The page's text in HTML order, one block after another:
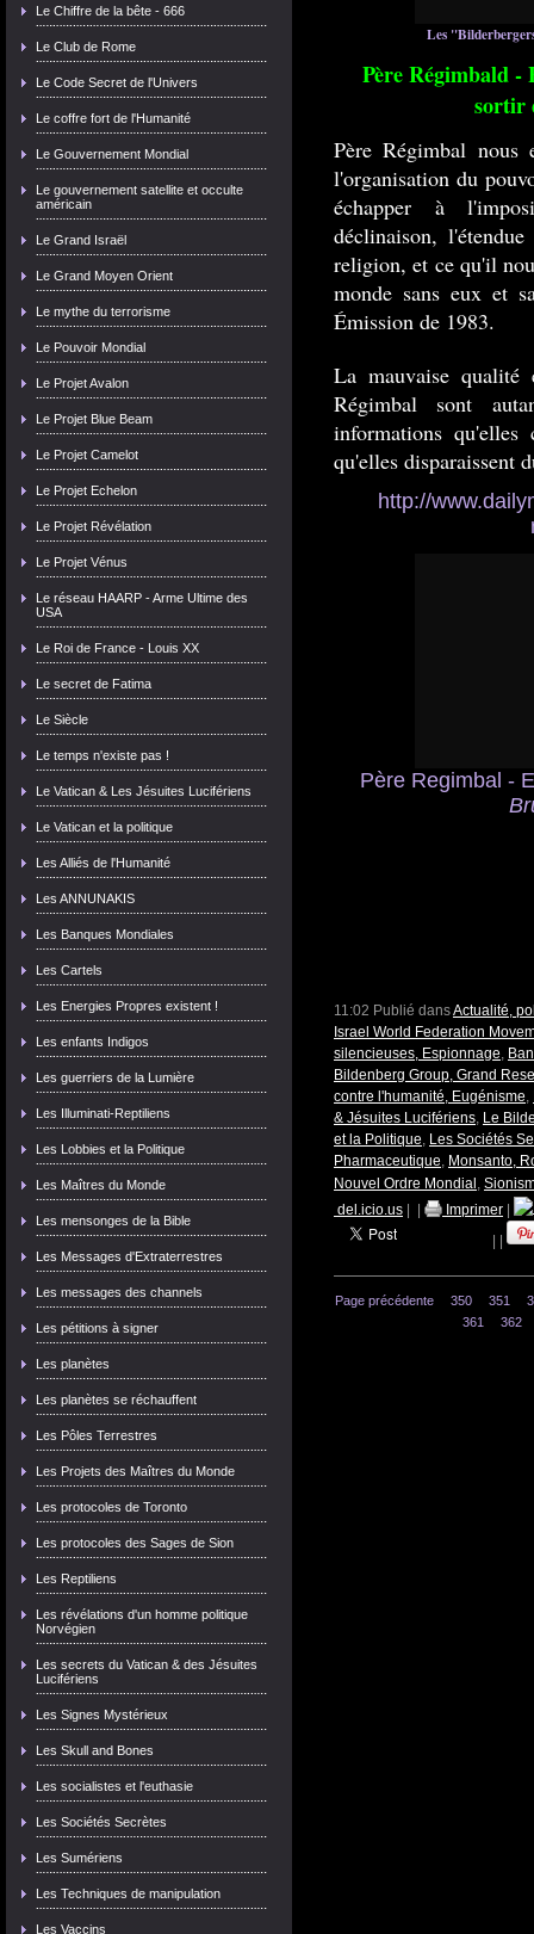
Le Chiffre de la bête - 666
Le Club de Rome
Le Code Secret de l'Univers
Le coffre fort de l'Humanité
Le Gouvernement Mondial
Le gouvernement satellite et occulte
américain
Le Grand Israël
Le Grand Moyen Orient
Le mythe du terrorisme
Le Pouvoir Mondial
Le Projet Avalon
Le Projet Blue Beam
Le Projet Camelot
Le Projet Echelon
Le Projet Révélation
Le Projet Vénus
Le réseau HAARP - Arme Ultime des
USA
Le Roi de France - Louis XX
Le secret de Fatima
Le Siècle
Le temps n'existe pas !
Le Vatican & Les Jésuites Lucifériens
Le Vatican et la politique
Les Alliés de l'Humanité
Les ANNUNAKIS
Les Banques Mondiales
Les Cartels
Les Energies Propres existent !
Les enfants Indigos
Les guerriers de la Lumière
Les Illuminati-Reptiliens
Les Lobbies et la Politique
Les Maîtres du Monde
Les mensonges de la Bible
Les Messages d'Extraterrestres
Les messages des channels
Les pétitions à signer
Les planètes
Les planètes se réchauffent
Les Pôles Terrestres
Les Projets des Maîtres du Monde
Les protocoles de Toronto
Les protocoles des Sages de Sion
Les Reptiliens
Les révélations d'un homme politique
Norvégien
Les secrets du Vatican & des Jésuites
Lucifériens
Les Signes Mystérieux
Les Skull and Bones
Les socialistes et l'euthasie
Les Sociétés Secrètes
Les Sumériens
Les Techniques de manipulation
Les Vaccins
Les
Père Régimbald
sortir
Père Régimbal nous
l'organisation du
échapper à
déclinaison,
religion, et ce qu'il
monde sans eux et
Émission de 1983.
La mauvaise
Régimbal sont
informations
qu'elles disparaissent
http://
Père Regimbal -
11:02 Publié dansActualité,
Israel World Federation
silencieuses, Espionnage,
Bildenberg Group, Grand
contre l'humanité, Eugénisme,
& Jésuites Lucifériens, Le
et la Politique, Les Sociétés
Pharmaceutique, Monsanto,
Nouvel Ordre Mondial ,
del.icio.us
Imprimer
Page précédente 350 351
361
362